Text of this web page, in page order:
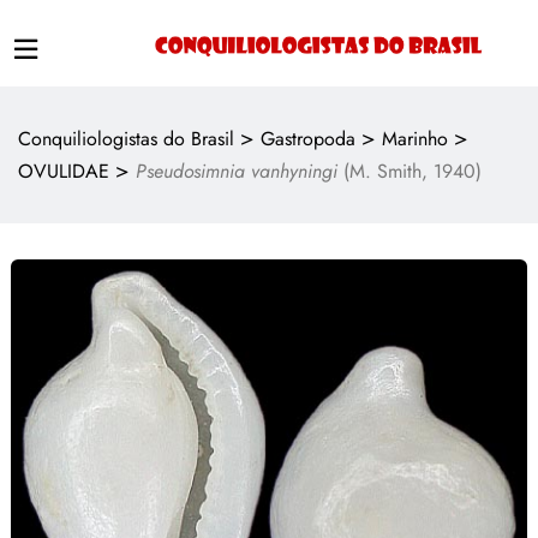
Conquiliologistas do Brasil > Gastropoda > Marinho >
OVULIDAE > Pseudosimnia vanhyningi (M. Smith, 1940)